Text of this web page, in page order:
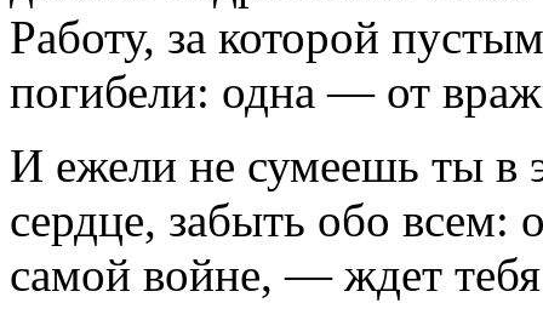
Работу, за которой
погибели: одна — от
И ежели не сумеешь ты в
сердце, забыть обо
самой войне, — ждет